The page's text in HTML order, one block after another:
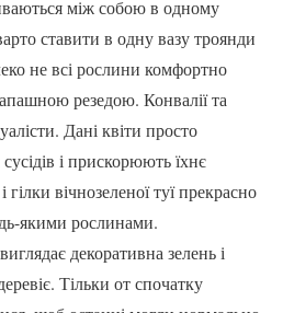
між собою в одному
ставити в одну вазу троянди
не всі рослини комфортно
резедою. Конвалії та
Дані квіти просто
і прискорюють їхнє
вічнозеленої туї прекрасно
якими рослинами.
декоративна зелень і
Тільки от спочатку